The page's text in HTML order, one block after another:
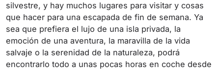
silvestre, y hay muchos lugares para visitar y cosas
que hacer para una escapada de fin de semana. Ya
sea que prefiera el lujo de una isla privada, la
emoción de una aventura, la maravilla de la vida
salvaje o la serenidad de la naturaleza, podrá
encontrarlo todo a unas pocas horas en coche desde